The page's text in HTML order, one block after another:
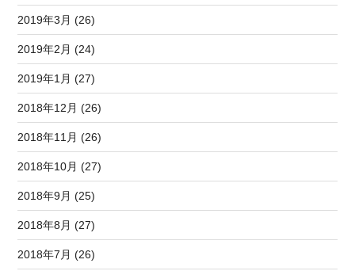
2019年3月 (26)
2019年2月 (24)
2019年1月 (27)
2018年12月 (26)
2018年11月 (26)
2018年10月 (27)
2018年9月 (25)
2018年8月 (27)
2018年7月 (26)